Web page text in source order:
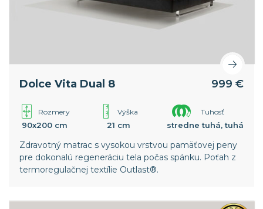
Dolce Vita Dual 8 999 €
Rozmery
90x200 cm
Výška
21 cm
Tuhosť
stredne tuhá, tuhá
Zdravotný matrac s vysokou vrstvou pamäťovej peny
pre dokonalú regeneráciu tela počas spánku. Poťah z
termoregulačnej textílie Outlast®.